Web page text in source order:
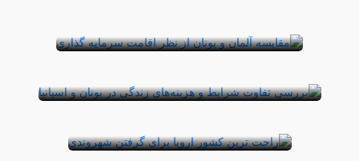
چه تفاوتی با یکدیگر دارد؟
معرفی راحت ترین کشور برای
اتحادیه اروپا از ۲۷ کشور تشکیل شده است.